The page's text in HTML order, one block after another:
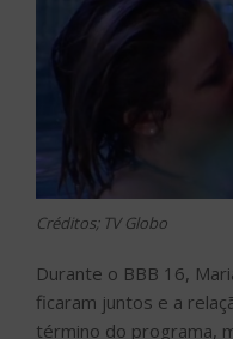
Créditos; TV Globo
Durante o BBB 16,
ficaram juntos e a
término do programa,